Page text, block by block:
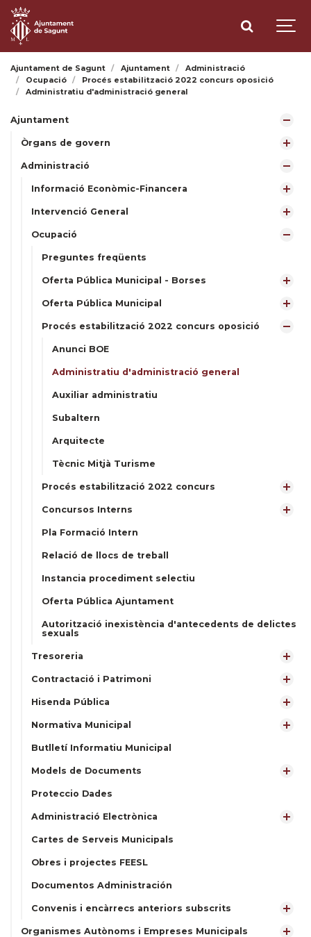
Ajuntament de Sagunt Ajuntament
Administració
Ocupació
Procés estabilització 2022 concurs oposició
Administratiu d'administració general
Ajuntament
Òrgans de govern
Administració
Informació Econòmic-Financera
Intervenció General
Ocupació
Preguntes freqüents
Oferta Pública Municipal - Borses
Oferta Pública Municipal
Procés estabilització 2022 concurs oposició
Anunci BOE
Administratiu d'administració general
Auxiliar administratiu
Subaltern
Arquitecte
Tècnic Mitjà Turisme
Procés estabilització 2022 concurs
Concursos Interns
Pla Formació Intern
Relació de llocs de treball
Instancia procediment selectiu
Oferta Pública Ajuntament
Autorització inexistència d'antecedents de delictes
sexuals
Tresoreria
Contractació i Patrimoni
Hisenda Pública
Normativa Municipal
Butlletí Informatiu Municipal
Models de Documents
Proteccio Dades
Administració Electrònica
Cartes de Serveis Municipals
Obres i projectes FEESL
Documentos Administración
Convenis i encàrrecs anteriors subscrits
Organismes Autònoms i Empreses Municipals